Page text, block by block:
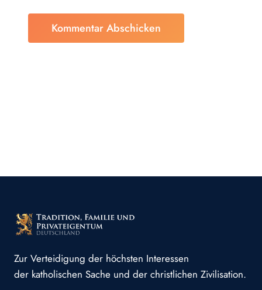
Zur Verteidigung der höchsten Interessen
der katholischen Sache und der christlichen Zivilisation.